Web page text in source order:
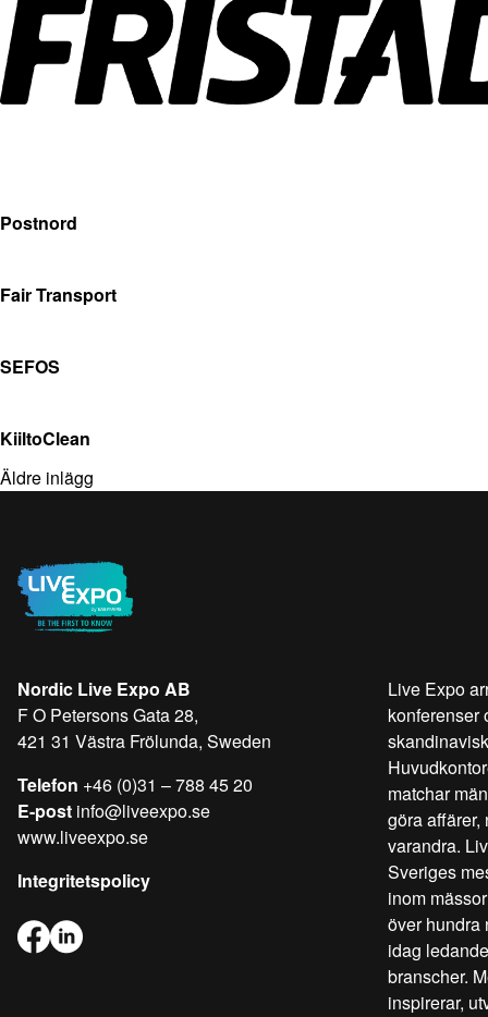
Postnord
Fair Transport
SEFOS
KiiltoClean
Äldre inlägg
Nordic Live Expo AB
F O Petersons Gata 28,
421 31 Västra Frölunda, Sweden
Telefon +46 (0)31 – 788 45 20
E-post info@liveexpo.se
www.liveexpo.se
Integritetspolicy
Live Expo
konferenser
matchar
göra affärer,
varandra.
Sveriges
inom
över hundra
idag
branscher.
inspirerar,